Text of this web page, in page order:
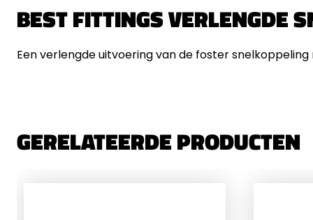
BEST FITTINGS VERLENGDE
Een verlengde uitvoering van de foster snelkoppeling
GERELATEERDE PRODUCTEN